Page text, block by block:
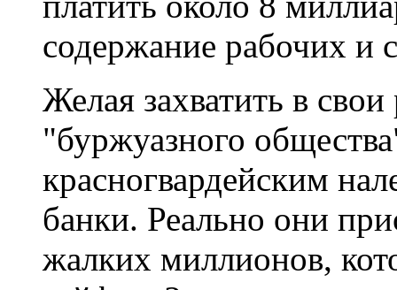
содержание рабочих и
Желая захватить в
"буржуазного
красногвардейским
банки. Реально они
жалких миллионов,